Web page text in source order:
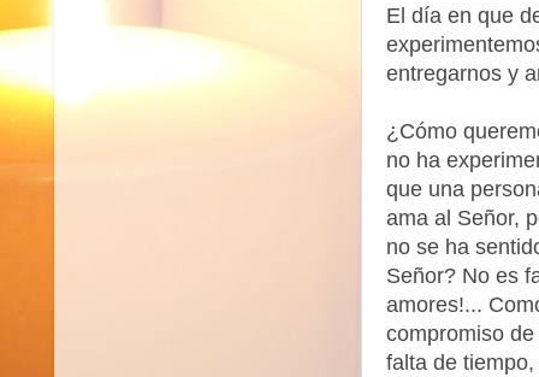
El día en que
entregarnos y
¿Cómo
no ha
que una
ama al Señor,
no se ha
Señor? No es
amores!...
compromiso
falta de